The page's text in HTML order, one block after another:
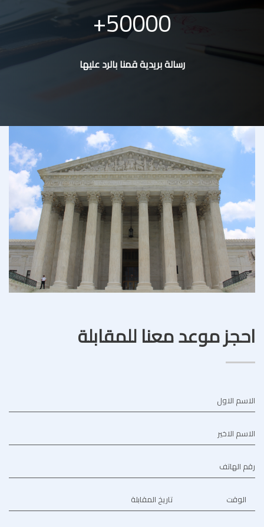
50000
رسالة بريدية قمنا بالرد عليها
احجز موعد معنا للمقابلة
الاسم الاول
الاسم الاخير
رقم الهاتف
تاريخ المقابلة الوقت